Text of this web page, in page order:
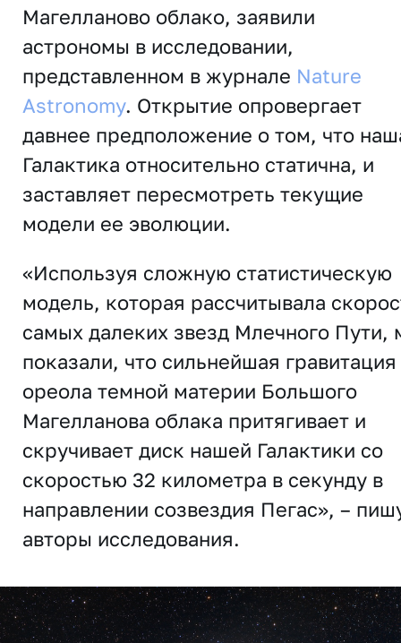
Магелланово облако, заявили
астрономы в исследовании,
представленном в журнале Nature
Astronomy. Открытие опровергает
давнее предположение о том, что
Галактика относительно статична, и
заставляет пересмотреть текущие
модели ее эволюции.
«Используя сложную статистическую
модель, которая рассчитывала
самых далеких звезд Млечного Пути,
показали, что сильнейшая гравитация
ореола темной материи Большого
Магелланова облака притягивает и
скручивает диск нашей Галактики со
скоростью 32 километра в секунду в
направлении созвездия Пегас», –
авторы исследования.